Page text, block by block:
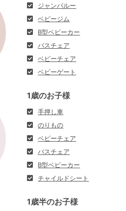
ジャンパルー
ベビージム
B型ベビーカー
バスチェア
ベビーチェア
ベビーゲート
1歳のお子様
手押し車
のりもの
ベビーチェア
バスチェア
B型ベビーカー
チャイルドシート
1歳半のお子様